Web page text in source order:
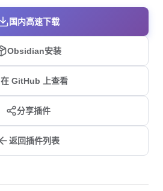
国内高速下载
Obsidian安装
在 GitHub 上查看
分享插件
返回插件列表